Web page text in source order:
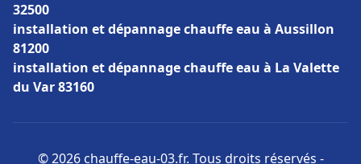
32500
installation et dépannage chauffe eau à Aussillon
81200
installation et dépannage chauffe eau à La Valette
du Var 83160
© 2026 chauffe-eau-03.fr. Tous droits réservés -